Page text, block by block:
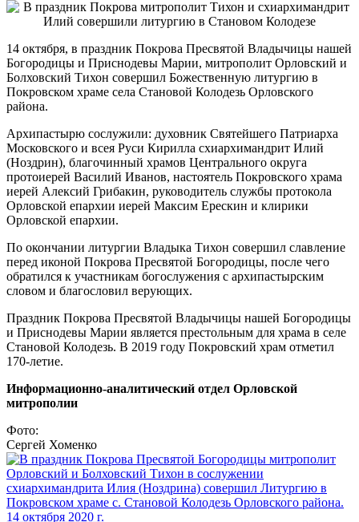
14 октября, в праздник Покрова Пресвятой Владычицы нашей
Богородицы и Приснодевы Марии, митрополит Орловский и
Болховский Тихон совершил Божественную литургию в
Покровском храме села Становой Колодезь Орловского
района.
Архипастырю сослужили: духовник Святейшего Патриарха
Московского и всея Руси Кирилла схиархимандрит Илий
(Ноздрин), благочинный храмов Центрального округа
протоиерей Василий Иванов, настоятель Покровского храма
иерей Алексий Грибакин, руководитель службы протокола
Орловской епархии иерей Максим Ерескин и клирики
Орловской епархии.
По окончании литургии Владыка Тихон совершил славление
перед иконой Покрова Пресвятой Богородицы, после чего
обратился к участникам богослужения с архипастырским
словом и благословил верующих.
Праздник Покрова Пресвятой Владычицы нашей Богородицы
и Приснодевы Марии является престольным для храма в селе
Становой Колодезь. В 2019 году Покровский храм отметил
170-летие.
Информационно-аналитический отдел Орловской
митрополии
Фото:
Сергей Хоменко